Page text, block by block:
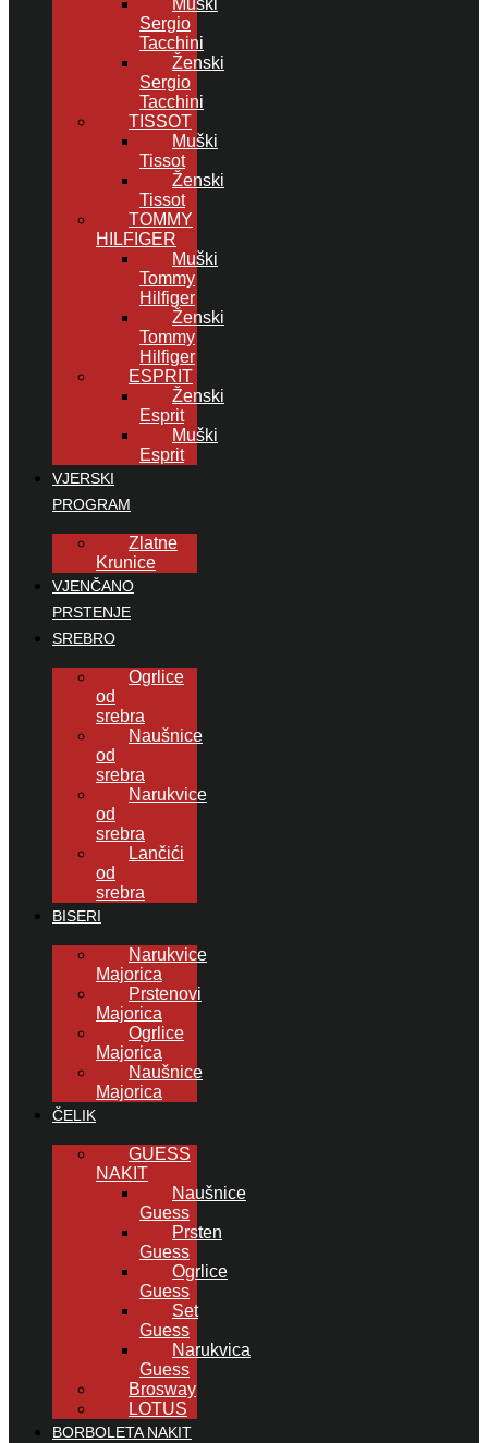
Muški
Sergio
Tacchini
Ženski
Sergio
Tacchini
TISSOT
Muški
Tissot
Ženski
Tissot
TOMMY
HILFIGER
Muški
Tommy
Hilfiger
Ženski
Tommy
Hilfiger
ESPRIT
Ženski
Esprit
Muški
Esprit
VJERSKI
PROGRAM
Zlatne
Krunice
VJENČANO
PRSTENJE
SREBRO
Ogrlice
od
srebra
Naušnice
od
srebra
Narukvice
od
srebra
Lančići
od
srebra
BISERI
Narukvice
Majorica
Prstenovi
Majorica
Ogrlice
Majorica
Naušnice
Majorica
ČELIK
GUESS
NAKIT
Naušnice
Guess
Prsten
Guess
Ogrlice
Guess
Set
Guess
Narukvica
Guess
Brosway
LOTUS
BORBOLETA NAKIT